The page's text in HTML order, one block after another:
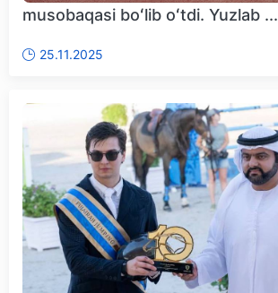
musobaqasi boʻlib oʻtdi. Yuzlab ...
25.11.2025